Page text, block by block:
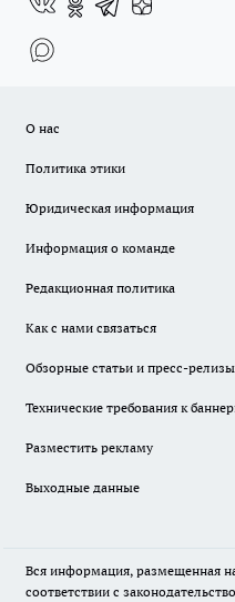
О нас
Политика этики
Юридическая информация
Информация о команде
Редакционная политика
Как с нами связаться
Обзорные статьи и пресс-релизы
Технические требования к
Разместить рекламу
Выходные данные
Вся информация, размещенная
соответствии с